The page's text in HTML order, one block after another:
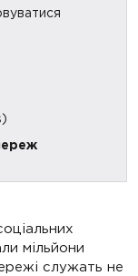
мільйони
служать не